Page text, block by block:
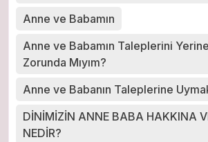
Anne ve Babamın
Anne ve Babamın Taleplerini
Zorunda Mıyım?
Anne ve Babanın Taleplerine
DİNİMİZİN ANNE BABA HAKKINA
NEDİR?